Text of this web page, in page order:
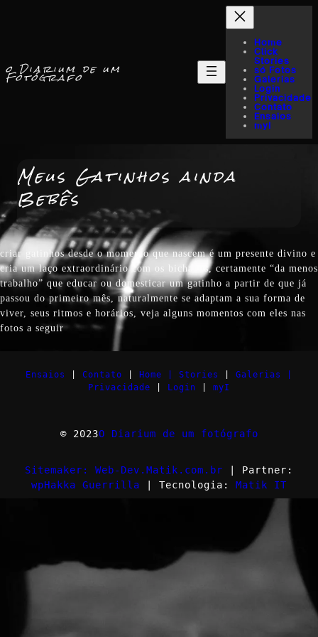
o Diarium de um
Fotógrafo
Home
Click
Stories
só Fotos
Galerias
Login
Privacidade
Contato
Ensaios
myI
Meus Gatinhos ainda
Bebês
criar gatinhos desde o momento que nascem é um presente divino e
cria um laço extraordinário com os bichanos, certamente “da menos
trabalho” que educar ou domesticar um gatinho a partir de que já
passou do primeiro mês, naturalmente se adaptam a sua forma de
viver, seus ritmos e horários, veja alguns momentos com eles nas
fotos a seguir
Ensaios Contato Home | Stories
Galerias |
Privacidade
Login myI
© 2023O Diarium de um fotógrafo
Sitemaker: Web-Dev.Matik.com.br | Partner:
wpHakka Guerrilla | Tecnologia: Matik IT